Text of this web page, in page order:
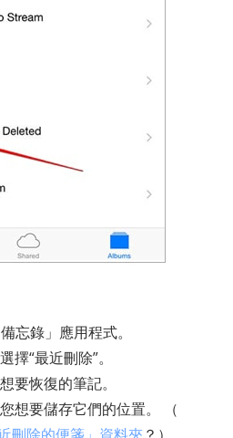
忘錄」應用程式。
擇“最近刪除”。
要恢復的筆記。
想要儲存它們的位置。 （